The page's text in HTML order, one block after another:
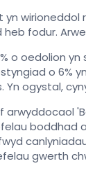
wirioneddol
heb fodur.
o oedolion
o 6%
Yn ogystal,
arwyddocaol
boddhad
gwerth